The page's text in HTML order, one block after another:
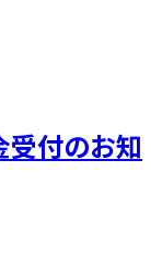
受付のお知